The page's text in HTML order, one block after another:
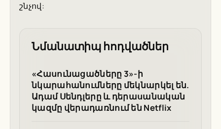
շնչով:
Նմանատիպ հոդվածներ
«Հասունացածները 3»-ի
նկարահանումները մեկնարկել են.
Ադամ Սենդլերը և դերասանական
կազմը վերադառնում են Netflix